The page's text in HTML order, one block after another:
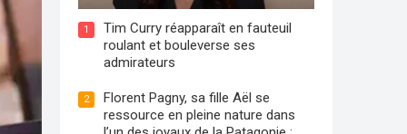
1
Tim Curry réapparaît en fauteuil
roulant et bouleverse ses
admirateurs
2
Florent Pagny, sa fille Aël se
ressource en pleine nature dans